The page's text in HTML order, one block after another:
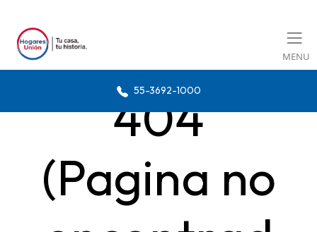
MENU
55-3692-1000
404
(Pagina no